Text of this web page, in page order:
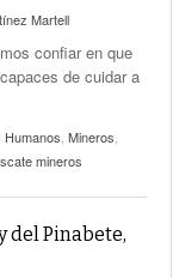
Martell
confiar en que
de cuidar a
Mineros
mineros
del Pinabete,